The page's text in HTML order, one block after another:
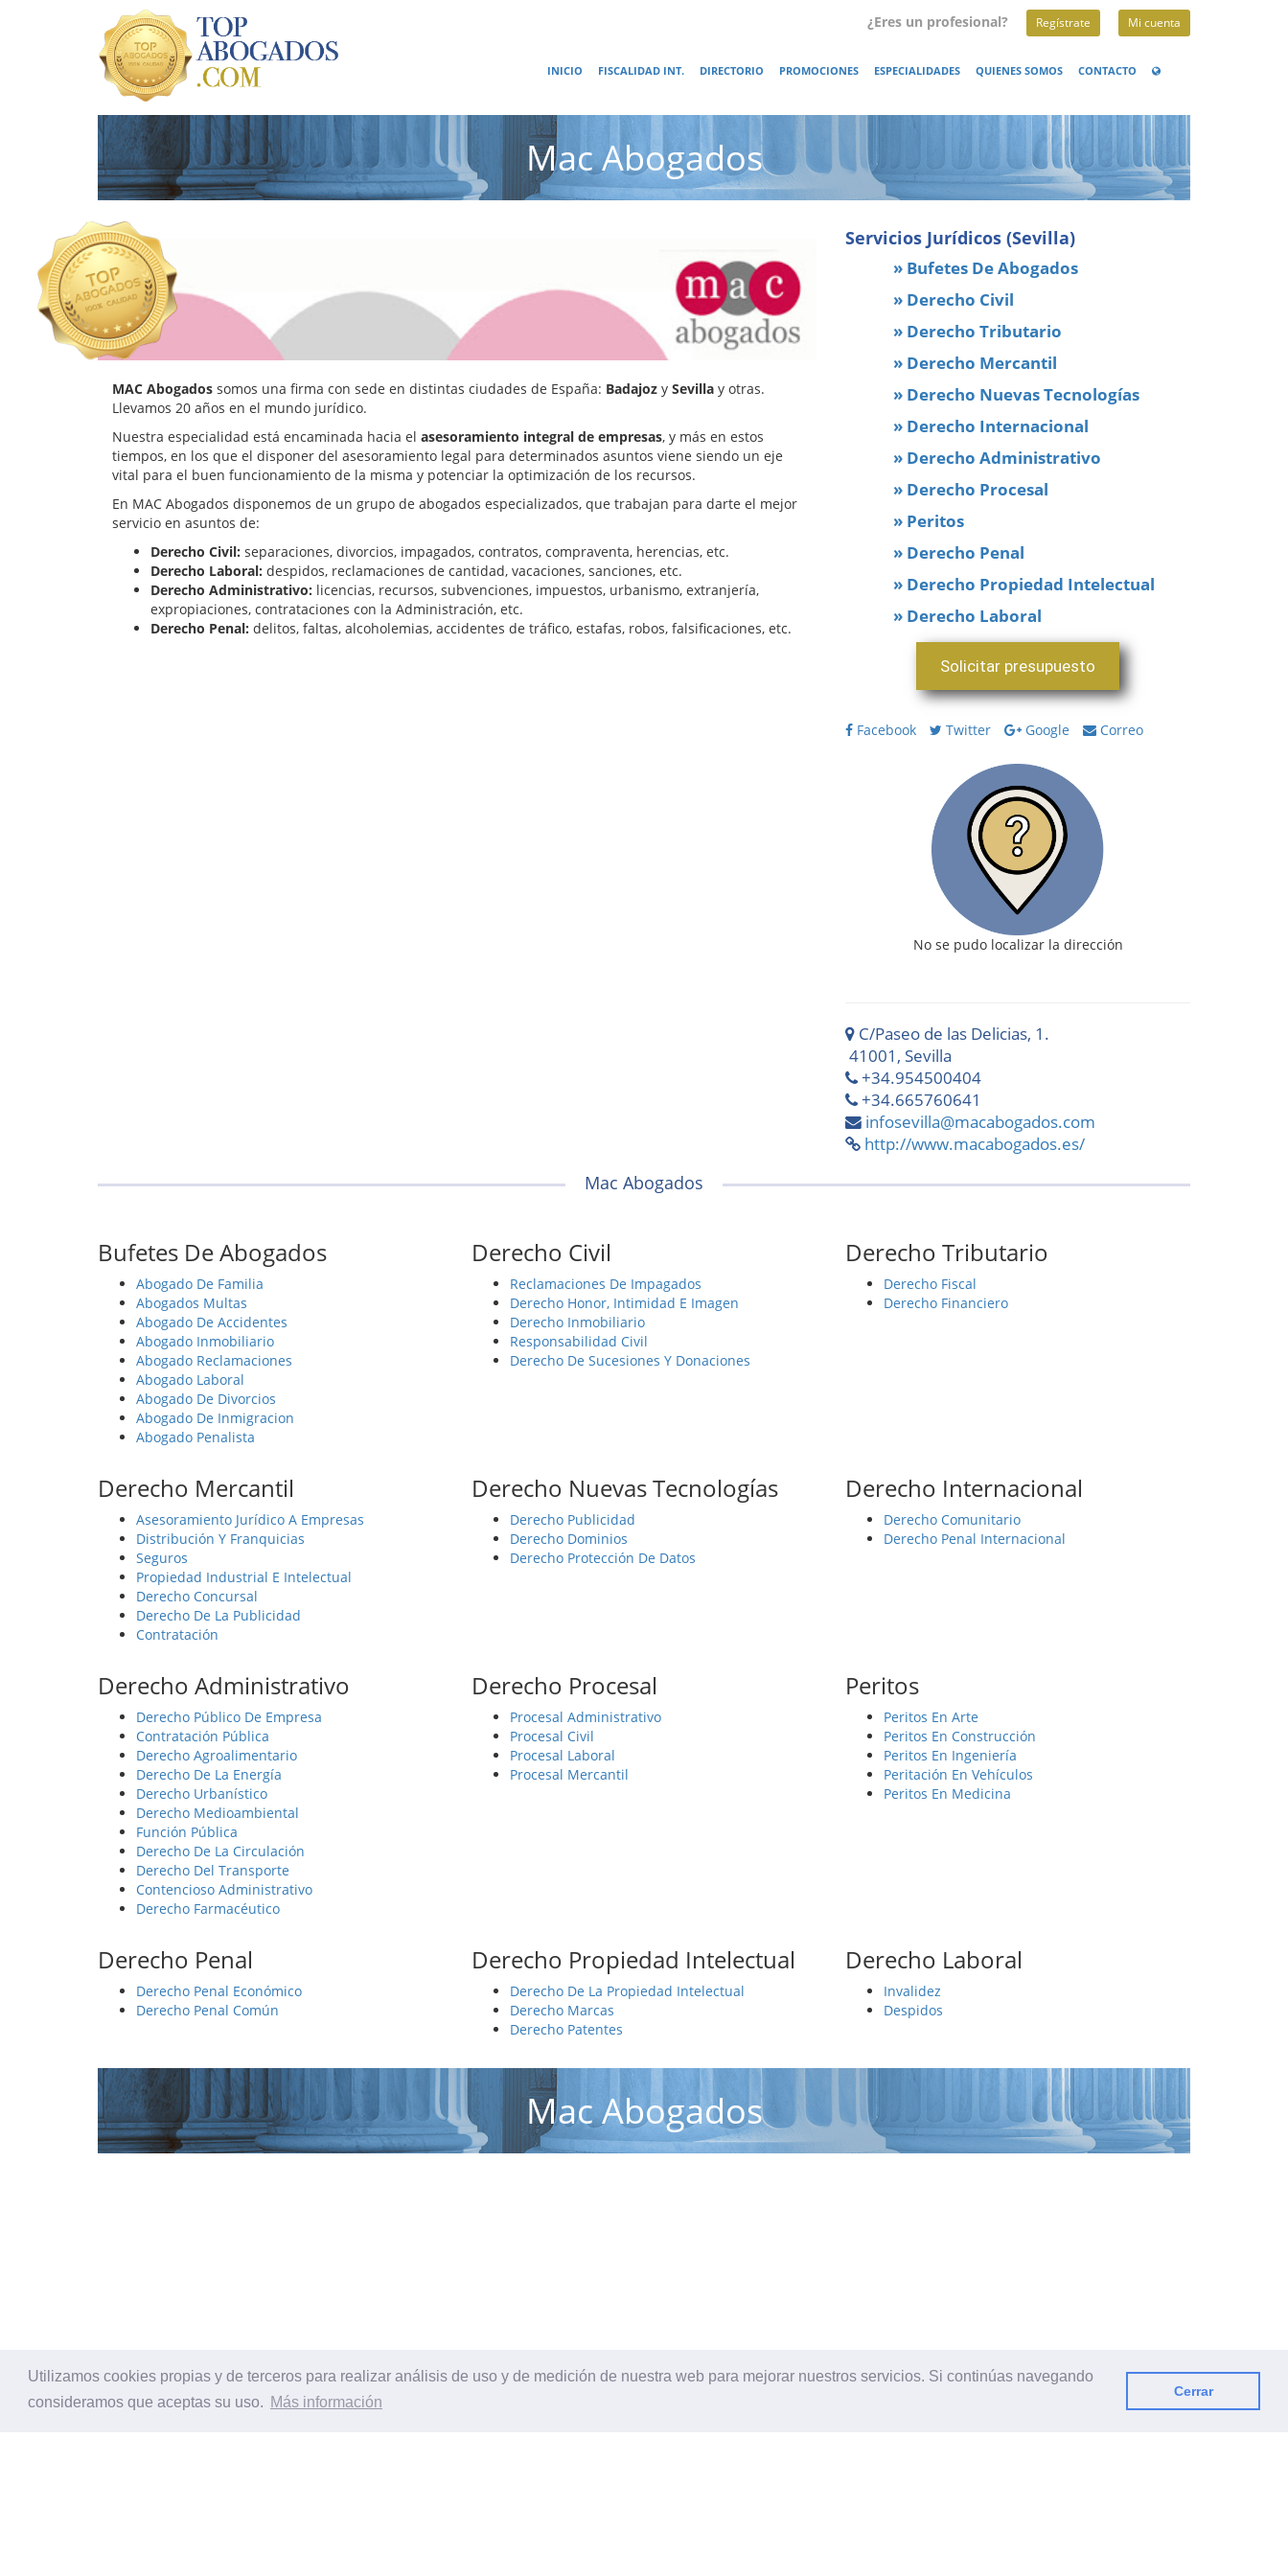
Utilizamos cookies propias y de terceros para realizar análisis de uso y de medición de nuestra web para mejorar nuestros servicios. Si continúas navegando
consideramos que aceptas su uso. Más información
Cerrar
¿Eres un profesional? Regístrate Mi cuenta
INICIO FISCALIDAD INT. DIRECTORIO PROMOCIONES ESPECIALIDADES QUIENES SOMOS CONTACTO
Mac Abogados
MAC Abogados somos una firma con sede en distintas ciudades de España: Badajoz y Sevilla y otras.
Llevamos 20 años en el mundo jurídico.
Nuestra especialidad está encaminada hacia el asesoramiento integral de empresas, y más en estos
tiempos, en los que el disponer del asesoramiento legal para determinados asuntos viene siendo un eje
vital para el buen funcionamiento de la misma y potenciar la optimización de los recursos.
En MAC Abogados disponemos de un grupo de abogados especializados, que trabajan para darte el mejor
servicio en asuntos de:
Derecho Civil: separaciones, divorcios, impagados, contratos, compraventa, herencias, etc.
Derecho Laboral: despidos, reclamaciones de cantidad, vacaciones, sanciones, etc.
Derecho Administrativo: licencias, recursos, subvenciones, impuestos, urbanismo, extranjería,
expropiaciones, contrataciones con la Administración, etc.
Derecho Penal: delitos, faltas, alcoholemias, accidentes de tráfico, estafas, robos, falsificaciones, etc.
Servicios Jurídicos (Sevilla)
» Bufetes De Abogados
» Derecho Civil
» Derecho Tributario
» Derecho Mercantil
» Derecho Nuevas Tecnologías
» Derecho Internacional
» Derecho Administrativo
» Derecho Procesal
» Peritos
» Derecho Penal
» Derecho Propiedad Intelectual
» Derecho Laboral
Solicitar presupuesto
Facebook Twitter Google Correo
No se pudo localizar la dirección
C/Paseo de las Delicias, 1.
41001, Sevilla
+34.954500404
+34.665760641
infosevilla@macabogados.com
http://www.macabogados.es/
Mac Abogados
Bufetes De Abogados
Abogado De Familia
Abogados Multas
Abogado De Accidentes
Abogado Inmobiliario
Abogado Reclamaciones
Abogado Laboral
Abogado De Divorcios
Abogado De Inmigracion
Abogado Penalista
Derecho Civil
Reclamaciones De Impagados
Derecho Honor, Intimidad E Imagen
Derecho Inmobiliario
Responsabilidad Civil
Derecho De Sucesiones Y Donaciones
Derecho Tributario
Derecho Fiscal
Derecho Financiero
Derecho Mercantil
Asesoramiento Jurídico A Empresas
Distribución Y Franquicias
Seguros
Propiedad Industrial E Intelectual
Derecho Concursal
Derecho De La Publicidad
Contratación
Derecho Nuevas Tecnologías
Derecho Publicidad
Derecho Dominios
Derecho Protección De Datos
Derecho Internacional
Derecho Comunitario
Derecho Penal Internacional
Derecho Administrativo
Derecho Público De Empresa
Contratación Pública
Derecho Agroalimentario
Derecho De La Energía
Derecho Urbanístico
Derecho Medioambiental
Función Pública
Derecho De La Circulación
Derecho Del Transporte
Contencioso Administrativo
Derecho Farmacéutico
Derecho Procesal
Procesal Administrativo
Procesal Civil
Procesal Laboral
Procesal Mercantil
Peritos
Peritos En Arte
Peritos En Construcción
Peritos En Ingeniería
Peritación En Vehículos
Peritos En Medicina
Derecho Penal
Derecho Penal Económico
Derecho Penal Común
Derecho Propiedad Intelectual
Derecho De La Propiedad Intelectual
Derecho Marcas
Derecho Patentes
Derecho Laboral
Invalidez
Despidos
Mac Abogados